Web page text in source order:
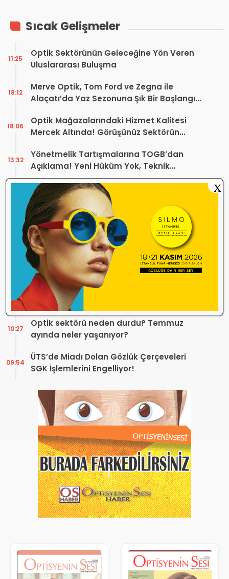
Sıcak Gelişmeler
Optik Sektörünün Geleceğine Yön Veren
Uluslararası Buluşma
11:25
Merve Optik, Tom Ford ve Zegna ile
Alaçatı’da Yaz Sezonuna Şık Bir Başlangıç ​​
18:12
Optik Mağazalarındaki Hizmet Kalitesi
Mercek Altında! Görüşünüz Sektörün
18:06
Yönetmelik Tartışmalarına TOGB’dan
Açıklama! Yeni Hüküm Yok, Teknik
Düzenleme Var
13:32
Danıştay’dan TOGB’ye İki Kritik Karar!
Atilla Karip’in Açtığı Davalarda Yürütmeyi
Durdurma Kararı
Bir günde 150 bin kişi okudu! Optik sektörü
neden konuşuyor?
13:16
Sosyal Medya Bu Soruyu Soruyor! Göz
Sağlığında Çifte Standart mı Var?
TİTCK Bu Kampanyalara Dur Diyecek mi?
Sağlık ürününde ‘Set Kampanyası’
12:16
Optik sektörü neden durdu? Temmuz
ayında neler yaşanıyor?
10:27
ÜTS’de Miadı Dolan Gözlük Çerçeveleri
SGK İşlemlerini Engelliyor!
09:54
X